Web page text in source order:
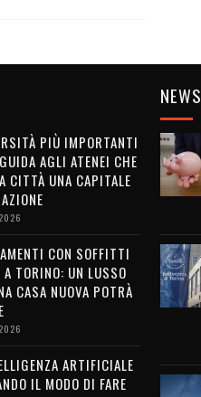
PIÙ IMPORTANTI
AGLI ATENEI CHE
CITTÀ UNA CAPITALE
CON SOFFITTI
A TORINO: UN LUSSO
CASA NUOVA POTRÀ
ARTIFICIALE
IL MODO DI FARE
NEWS